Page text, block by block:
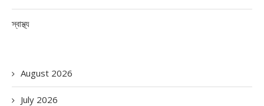
স্বাস্থ্য
August 2026
July 2026